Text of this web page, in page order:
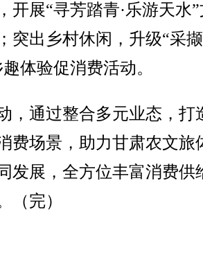
开展“寻芳踏青·乐游天水
突出乡村休闲，升级“采
体验促消费活动。
通过整合多元业态，打
费场景，助力甘肃农文旅
发展，全方位丰富消费供
（完）